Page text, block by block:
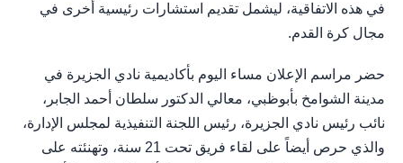
في هذه الاتفاقية، ليشمل تقديم استشارات رئيسية أخرى في
مجال كرة القدم.
حضر مراسم الإعلان مساء اليوم بأكاديمية نادي الجزيرة في
مدينة الشوامخ بأبوظبي، معالي الدكتور سلطان أحمد الجابر،
نائب رئيس نادي الجزيرة، رئيس اللجنة التنفيذية لمجلس الإدارة،
والذي حرص أيضاً على لقاء فريق تحت 21 سنة، وتهنئته على